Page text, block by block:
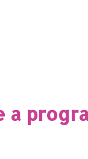
a